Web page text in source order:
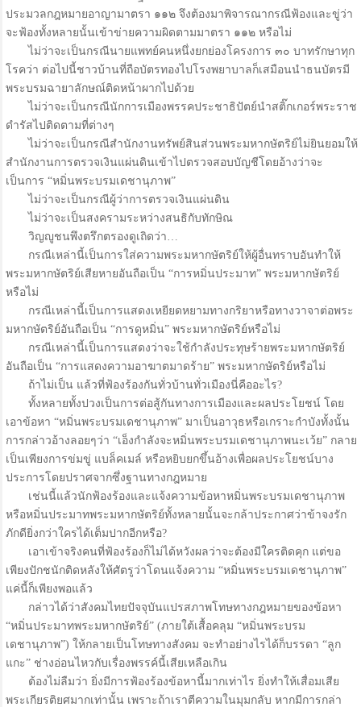
ประมวลกฎหมายอาญามาตรา ๑๑๒ จึงต้องมาพิจารณากรณีฟ้องและขู่ว่า
จะฟ้องทั้งหลายนั้นเข้าข่ายความผิดตามมาตรา ๑๑๒ หรือไม่
ไม่ว่าจะเป็นกรณีนายแพทย์คนหนึ่งยกย่องโครงการ ๓๐ บาทรักษาทุก
โรคว่า ต่อไปนี้ชาวบ้านที่ถือบัตรทองไปโรงพยาบาลก็เสมือนนำธนบัตรมี
พระบรมฉายาลักษณ์ติดหน้าผากไปด้วย
ไม่ว่าจะเป็นกรณีนักการเมืองพรรคประชาธิปัตย์นำสติ๊กเกอร์พระราช
ดำรัสไปติดตามที่ต่างๆ
ไม่ว่าจะเป็นกรณีสำนักงานทรัพย์สินส่วนพระมหากษัตริย์ไม่ยินยอมให้
สำนักงานการตรวจเงินแผ่นดินเข้าไปตรวจสอบบัญชีโดยอ้างว่าจะ
เป็นการ “หมิ่นพระบรมเดชานุภาพ”
ไม่ว่าจะเป็นกรณีผู้ว่าการตรวจเงินแผ่นดิน
ไม่ว่าจะเป็นสงครามระหว่างสนธิกับทักษิณ
วิญญูชนพึงตรึกตรองดูเถิดว่า…
กรณีเหล่านี้เป็นการใส่ความพระมหากษัตริย์ให้ผู้อื่นทราบอันทำให้
พระมหากษัตริย์เสียหายอันถือเป็น “การหมิ่นประมาท” พระมหากษัตริย์
หรือไม่
กรณีเหล่านี้เป็นการแสดงเหยียดหยามทางกริยาหรือทางวาจาต่อพระ
มหากษัตริย์อันถือเป็น “การดูหมิ่น” พระมหากษัตริย์หรือไม่
กรณีเหล่านี้เป็นการแสดงว่าจะใช้กำลังประทุษร้ายพระมหากษัตริย์
อันถือเป็น “การแสดงความอาฆาตมาดร้าย” พระมหากษัตริย์หรือไม่
ถ้าไม่เป็น แล้วที่ฟ้องร้องกันทั่วบ้านทั่วเมืองนี่คืออะไร?
ทั้งหลายทั้งปวงเป็นการต่อสู้กันทางการเมืองและผลประโยชน์ โดย
เอาข้อหา “หมิ่นพระบรมเดชานุภาพ” มาเป็นอาวุธหรือเกราะกำบังทั้งนั้น
การกล่าวอ้างลอยๆว่า “เอ็งกำลังจะหมิ่นพระบรมเดชานุภาพนะเว้ย” กลาย
เป็นเพียงการข่มขู่ แบล็คเมล์ หรือหยิบยกขึ้นอ้างเพื่อผลประโยชน์บาง
ประการโดยปราศจากซึ่งฐานทางกฎหมาย
เช่นนี้แล้วนักฟ้องร้องและแจ้งความข้อหาหมิ่นพระบรมเดชานุภาพ
หรือหมิ่นประมาทพระมหากษัตริย์ทั้งหลายนั้นจะกล้าประกาศว่าข้าจงรัก
ภักดียิ่งกว่าใครได้เต็มปากอีกหรือ?
เอาเข้าจริงคนที่ฟ้องร้องก็ไม่ได้หวังผลว่าจะต้องมีใครติดคุก แต่ขอ
เพียงปักชนักติดหลังให้ศัตรูว่าโดนแจ้งความ “หมิ่นพระบรมเดชานุภาพ”
แค่นี้ก็เพียงพอแล้ว
กล่าวได้ว่าสังคมไทยปัจจุบันแปรสภาพโทษทางกฎหมายของข้อหา
“หมิ่นประมาทพระมหากษัตริย์” (ภายใต้เสื้อคลุม “หมิ่นพระบรม
เดชานุภาพ”) ให้กลายเป็นโทษทางสังคม จะทำอย่างไรได้ก็บรรดา “ลูก
แกะ” ช่างอ่อนไหวกับเรื่องพรรค์นี้เสียเหลือเกิน
ต้องไม่ลืมว่า ยิ่งมีการฟ้องร้องข้อหานี้มากเท่าไร ยิ่งทำให้เสื่อมเสีย
พระเกียรติยศมากเท่านั้น เพราะถ้าเราตีความในมุมกลับ หากมีการกล่า